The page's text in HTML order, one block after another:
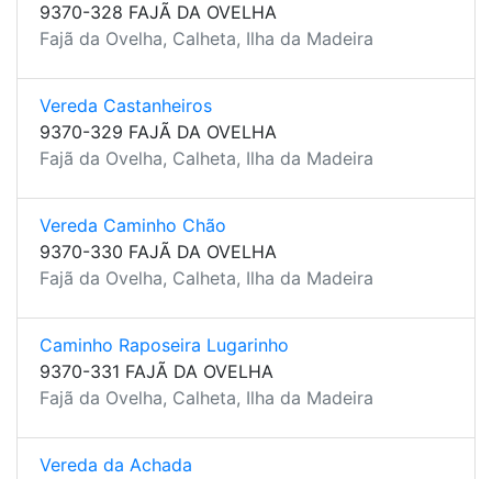
9370-328 FAJÃ DA OVELHA
Fajã da Ovelha, Calheta, Ilha da Madeira
Vereda Castanheiros
9370-329 FAJÃ DA OVELHA
Fajã da Ovelha, Calheta, Ilha da Madeira
Vereda Caminho Chão
9370-330 FAJÃ DA OVELHA
Fajã da Ovelha, Calheta, Ilha da Madeira
Caminho Raposeira Lugarinho
9370-331 FAJÃ DA OVELHA
Fajã da Ovelha, Calheta, Ilha da Madeira
Vereda da Achada